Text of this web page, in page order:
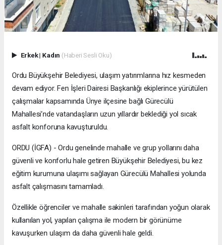
Erkek| Kadın (Haberi Sesli Oku)
Ordu Büyükşehir Belediyesi, ulaşım yatırımlarına hız kesmeden
devam ediyor. Fen İşleri Dairesi Başkanlığı ekiplerince yürütülen
çalışmalar kapsamında Ünye ilçesine bağlı Gürecülü
Mahallesi’nde vatandaşların uzun yıllardır beklediği yol sıcak
asfalt konforuna kavuşturuldu.
ORDU (İGFA) - Ordu genelinde mahalle ve grup yollarını daha
güvenli ve konforlu hale getiren Büyükşehir Belediyesi, bu kez
eğitim kurumuna ulaşımı sağlayan Gürecülü Mahallesi yolunda
asfalt çalışmasını tamamladı.
Özellikle öğrenciler ve mahalle sakinleri tarafından yoğun olarak
kullanılan yol, yapılan çalışma ile modern bir görünüme
kavuşurken ulaşım da daha güvenli hale geldi.